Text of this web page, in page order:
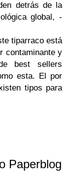
detrás de la
global, -
tiparraco está
contaminante y
best sellers
esta. El por
tipos para